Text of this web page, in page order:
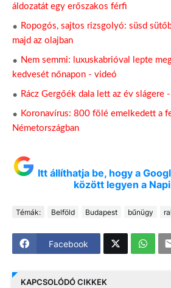
áldozatát egy erőszakos férfi
Ropogós, sajtos rizsgolyó: süsd
majd az olajban
Nem semmi: luxuskabrióval lepte
kedvesét nőnapon - videó
Rácz Gergőék dala lett az év slágere
Koronavírus: 800 fölé emelkedett a
Németországban
Itt állíthatja be, hogy a
között legyen a
Témák: Belföld Budapest bűnügy
Facebook
KAPCSOLÓDÓ CIKKEK